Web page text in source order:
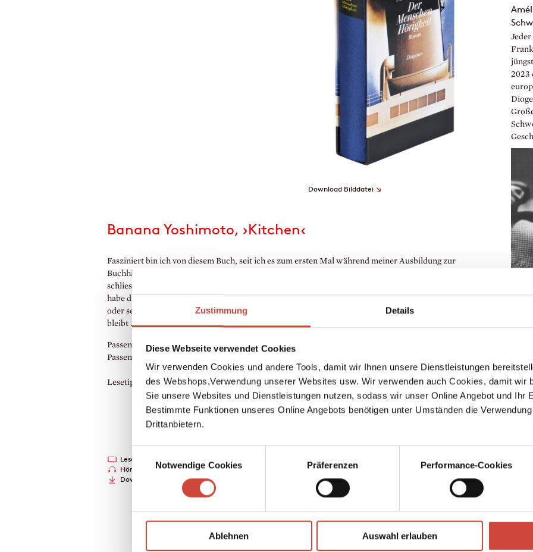
Zustimmung Details
Diese Webseite verwendet Cookies
Wir verwenden Cookies und andere Tools, damit wir Ihnen unsere Dienstleistungen
des Webshops,Verwendung unserer Websites usw. Wir verwenden auch Cookies, damit wir
Sie unsere Websites und Dienstleistungen nutzen, sodass wir unser Online Angebot und Ihr
Bestimmte Funktionen unseres Online Angebots benötigen unter Umständen die
Drittanbietern.
Notwendige Cookies
Präferenzen Performance-Cookies
Ablehnen Auswahl erlauben
Download Bilddatei ↘
Banana Yoshimoto, ›Kitchen‹
Fasziniert bin ich von diesem Buch, seit ich es zum ersten Mal während meiner Ausbildung zur
Buchhändlerin 1997 las. Diese besondere Stimmung war mir immer ein Mysterium. Als ich dann
schliesslich endlich selbst nach Japan reiste, erschienen mir die Geschichten plötzlich wie in 3-D. Ich
habe das Buch oft weiterempfohlen und noch öfter verliehen. Deswegen habe ich es mir sicher fünf
oder sechs Mal neu gekauft. Es gehört einfach in mein Bücherregal – mal sehen, ob es dieses Mal bei mir
bleibt ...
Passendes Lesewetter: Lektüre komplett wetterunabhängig – ich bleibe fürs Lesen ohnehin im Bett.
Passendes Getränk: Automatenkaffee in Dosen (kalt, schwarz, ohne Zucker)
Lesetipp von Daniela Seyfarth, Autorenlesungen/Veranstaltungen
Leseprobe
Hörprobe
Downloads
2023
der
wäre